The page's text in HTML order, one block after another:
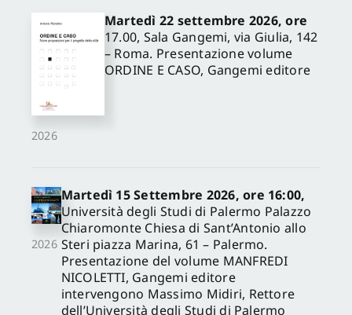
2026
Martedì 22 settembre 2026, ore
17.00, Sala Gangemi, via Giulia, 142
– Roma. Presentazione volume
ORDINE E CASO, Gangemi editore
2026
Martedì 15 Settembre 2026, ore 16:00,
Università degli Studi di Palermo Palazzo
Chiaromonte Chiesa di Sant’Antonio allo
Steri piazza Marina, 61 – Palermo.
Presentazione del volume MANFREDI
NICOLETTI, Gangemi editore
intervengono Massimo Midiri, Rettore
dell’Università degli Studi di Palermo